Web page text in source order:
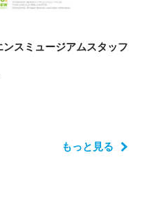
スミュージアムスタッフ
もっと見る